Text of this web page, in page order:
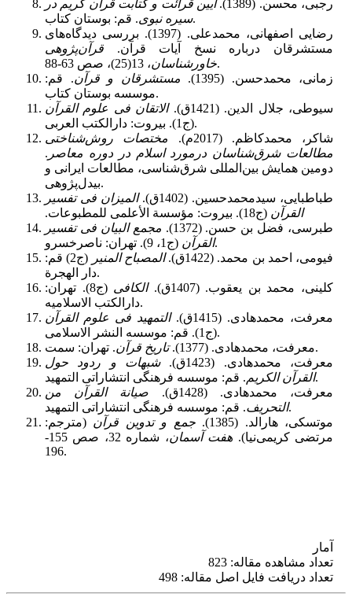
رجبی، محسن. (1389).
آیین قرائت و کتابت قرآن کریم در
سیره نبوی. قم: بوستان کتاب.
رضایی اصفهانی، محمدعلی. (1397). بررسی دیدگاه‌‌های
مستشرقان درباره نسخ آیات قرآن. قرآن‌پژوهی
خاورشناسان، 13(25)، صص 63-88.
زمانی، محمدحسن. (1395).
مستشرقان و قرآن. قم:
موسسه بوستان کتاب.
سیوطی، جلال الدین. (1421ق).
الاتقان فی علوم القرآن
(ج1). بیروت: دارالکتب العربی.
شاکر، محمدکاظم. (2017م).
مختصات روش‌‌شناختی
مطالعات شرق‌‌شناسان درمورد اسلام در دوره معاصر .
دومین همایش بین‌‌المللی شرق‌‌شناسی، مطالعات ایرانی و
بیدل‌پژوهی.
طباطبایی، سیدمحمدحسین. (1402ق).
المیزان فی تفسیر
القرآن (ج18). بیروت: مؤسسة الأعلمی للمطبوعات.‏
طبرسی، فضل بن حسن. (1372).
مجمع البیان فی تفسیر
القرآن(ج1، 9). تهران: ناصرخسرو.
فیومی، احمد بن محمد. (1422ق).
المصباح المنیر
(ج2) قم:
دار الهجرة.
کلینی، محمد بن یعقوب. (1407ق).
الکافی
(ج8). تهران:
دارالکتب الاسلامیه.
معرفت، محمدهادی. (1415ق).
التمهید فی علوم القرآن
(ج1). قم: موسسه النشر الاسلامی.
معرفت، محمدهادی. (1377).
تاریخ قرآن
. تهران: سمت.
معرفت، محمدهادی. (1423ق).
شبهات و ردود حول
القرآن الکریم. قم: موسسه فرهنگی انتشاراتی التمهید.
معرفت، محمدهادی. (1428ق).
صیانة القرآن من
التحریف‌. قم: موسسه فرهنگى انتشاراتى التمهید.
موتسکی، هارالد. (1385).
جمع و تدوین قرآن (مترجم:
مرتضی کریمی‌‌نیا). هفت آسمان
، شماره 32، صص 155-
196.
آمار
تعداد مشاهده مقاله: 823
تعداد دریافت فایل اصل مقاله: 498